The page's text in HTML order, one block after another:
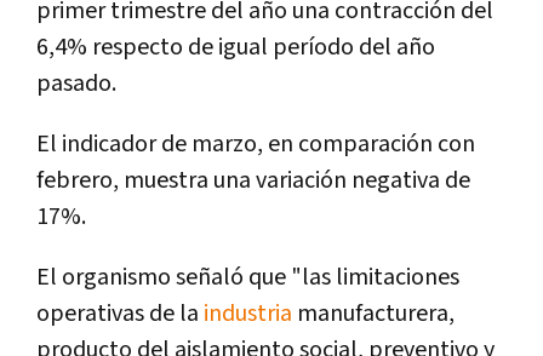
primer trimestre del año una contracción del
6,4% respecto de igual período del año
pasado.
El indicador de marzo, en comparación con
febrero, muestra una variación negativa de
17%.
El organismo señaló que "las limitaciones
operativas de la industria manufacturera,